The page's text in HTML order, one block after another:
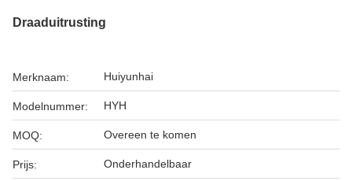
Draaduitrusting
Merknaam: Huiyunhai
Modelnummer: HYH
MOQ: Overeen te komen
Prijs: Onderhandelbaar